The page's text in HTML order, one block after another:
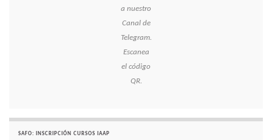
a nuestro
Canal de
Telegram.
Escanea
el código
QR.
SAFO: INSCRIPCIÓN CURSOS IAAP